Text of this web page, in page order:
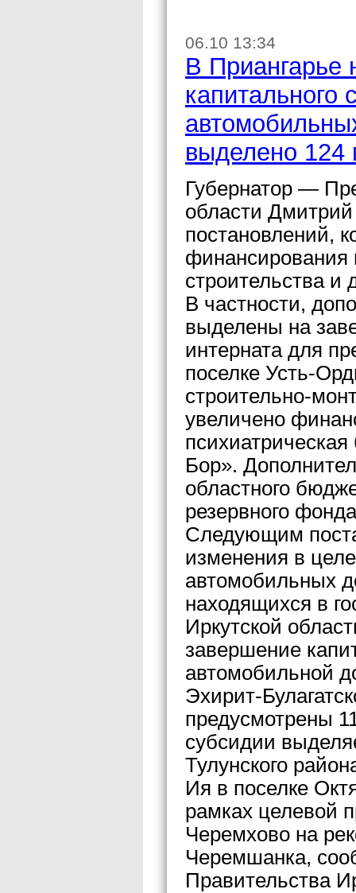
06.10 13:34
В Приангарье
капитального
выделено 124
Губернатор —
области
постановлений,
финансирования
строительства и
В частности,
выделены на
интерната для
поселке Усть-
строительно-
увеличено
Бор».
областного
резервного
Следующим
изменения в
автомобильных
находящихся в
Иркутской
завершение
автомобильной
Эхирит-
предусмотрены
субсидии
Тулунского
Ия в поселке
рамках целевой
Черемхово на
Черемшанка,
Правительства